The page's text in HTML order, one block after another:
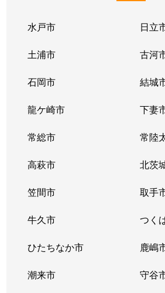
水戸市 日立
土浦市 古河
石岡市 結城
龍ケ崎市 下妻
常総市 常陸
高萩市 北茨
笠間市 取手
牛久市 つく
ひたちなか市 鹿嶋
潮来市 守谷